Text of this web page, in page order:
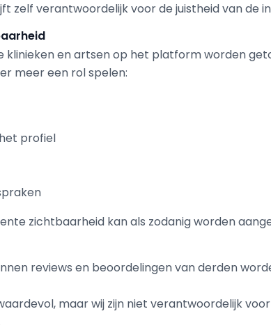
zelf verantwoordelijk voor de juistheid van de
klinieken en artsen op het platform worden
meer een rol spelen:
profiel
zichtbaarheid kan als zodanig worden
reviews en beoordelingen van derden
maar wij zijn niet verantwoordelijk